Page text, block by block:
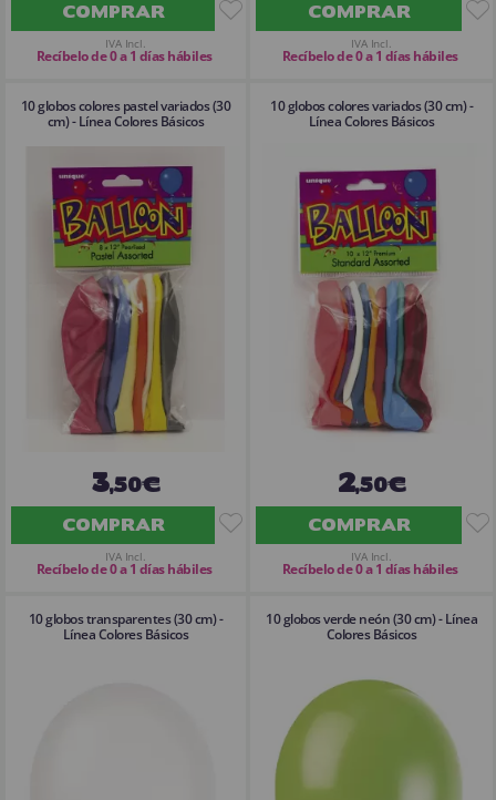
COMPRAR
IVA Incl.
Recíbelo de 0 a 1 días hábiles
COMPRAR
IVA Incl.
Recíbelo de 0 a 1 días hábiles
10 globos colores pastel variados (30
cm) - Línea Colores Básicos
3,50€
COMPRAR
IVA Incl.
Recíbelo de 0 a 1 días hábiles
10 globos colores variados (30 cm) -
Línea Colores Básicos
2,50€
COMPRAR
IVA Incl.
Recíbelo de 0 a 1 días hábiles
10 globos transparentes (30 cm) -
Línea Colores Básicos
10 globos verde neón (30 cm) - Línea
Colores Básicos